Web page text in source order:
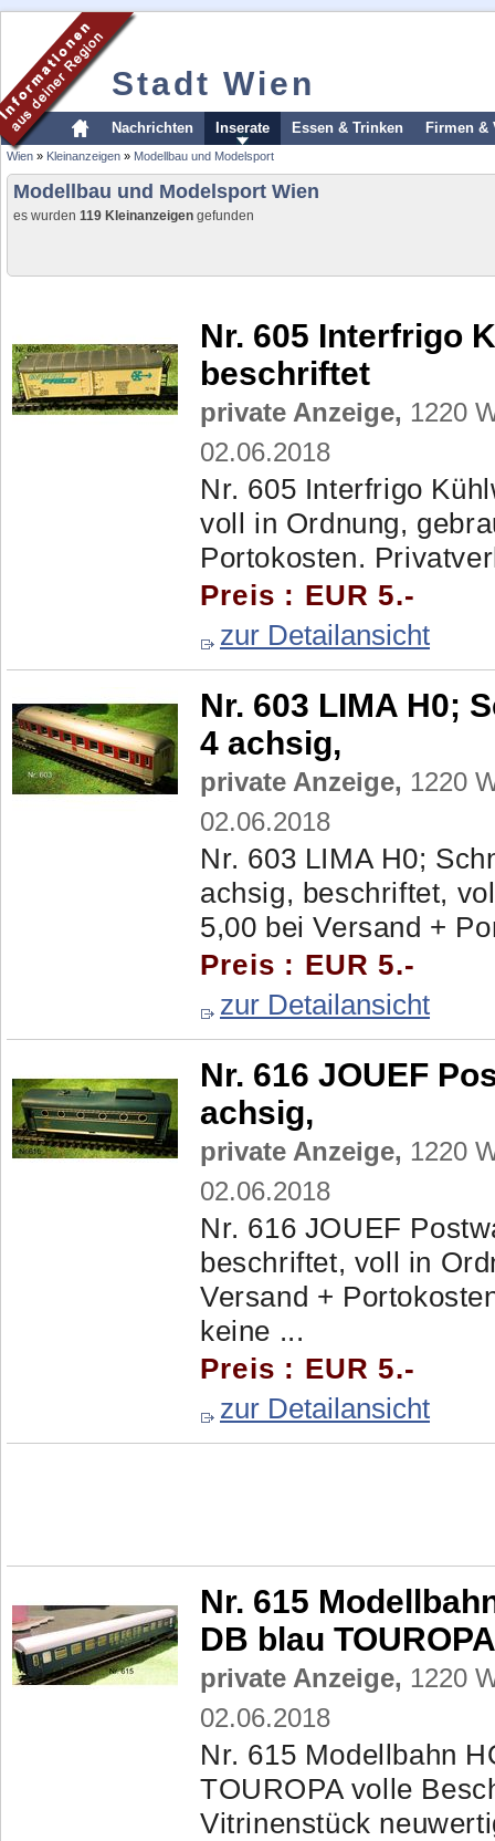
Stadt Wien
Nachrichten Inserate Essen & Trinken Firmen &
Wien » Kleinanzeigen » Modellbau und Modelsport
Modellbau und Modelsport Wien
es wurden 119 Kleinanzeigen gefunden
Nr. 605 Interfrigo
beschriftet
private Anzeige, 1220
02.06.2018
Nr. 605 Interfrigo
voll in Ordnung,
Portokosten.
Preis : EUR 5.-
zur Detailansicht
Nr. 603 LIMA H0;
4 achsig,
private Anzeige, 1220
02.06.2018
Nr. 603 LIMA H0;
achsig, beschriftet,
5,00 bei Versand +
Preis : EUR 5.-
zur Detailansicht
Nr. 616 JOUEF
achsig,
private Anzeige, 1220
02.06.2018
Nr. 616 JOUEF
beschriftet, voll in
Versand +
keine ...
Preis : EUR 5.-
zur Detailansicht
Nr. 615
DB blau
private Anzeige, 1220
02.06.2018
Nr. 615 Modellbahn
TOUROPA volle
Vitrinenstück